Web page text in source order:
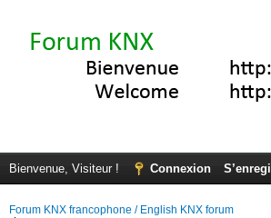
Bienvenue, Visiteur ! Connexion
Forum KNX francophone / English KNX forum